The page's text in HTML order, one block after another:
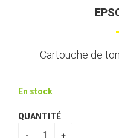
Cartouche de
En stock
QUANTITÉ